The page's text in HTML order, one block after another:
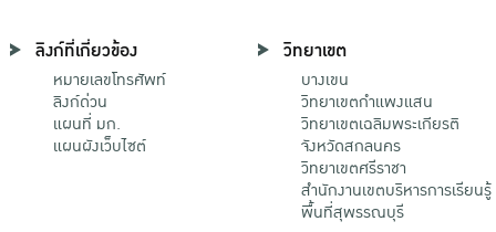
ลิงก์ที่เกี่ยวข้อง
หมายเลขโทรศัพท์
ลิงก์ด่วน
แผนที่ มก.
แผนผังเว็บไซต์
วิทยาเขต
บางเขน
วิทยาเขตกําแพงแสน
วิทยาเขตเฉลิมพระเกียรติ
จังหวัดสกลนคร
วิทยาเขตศรีราชา
สำนักงานเขตบริหารการเรียนรู้
พื้นที่สุพรรณบุรี